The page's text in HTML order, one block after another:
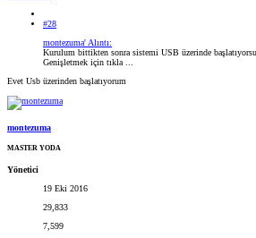
#28
montezuma' Alıntı:
Kurulum bittikten sonra sistemi USB üzerinde
Genişletmek için tıkla ...
Evet Usb üzerinden başlatıyorum
montezuma
MASTER YODA
Yönetici
19 Eki 2016
29,833
7,599